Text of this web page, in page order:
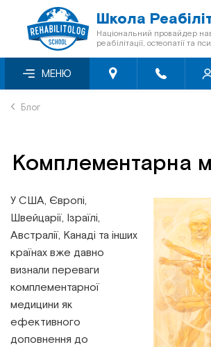
Школа
Національний провайдер
реабілітації, остеопатії та
МЕНЮ
Блог
Комплементарна
У США, Європі,
Швейцарії, Ізраїлі,
Австралії, Канаді та інших
країнах вже давно
визнали переваги
комплементарної
медицини як
ефективного
доповнення до
Про нас
Блог
Знижки
Програма лояльності
Співпраця з фондами
Сертифікація
Інститут Апледжера
Семінари місяця зі знижкою -50%
Онлайн-семінари
Перелік заходів БПР
Мануальна терапія
Остеопія
Краніосакральна терапія
Прикладна кінезіологія
Відеосемінари
Книги «Мультиметод»